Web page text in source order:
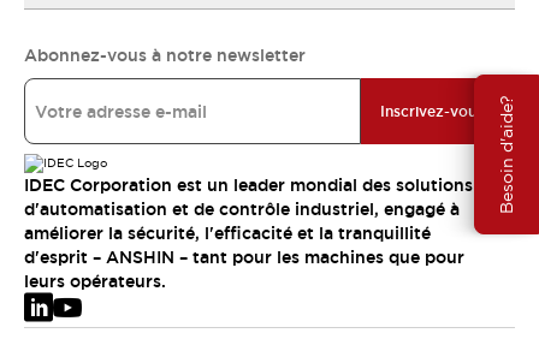
Besoin d'aide?
Abonnez-vous à notre newsletter
Inscrivez-vous
IDEC Corporation est un leader mondial des solutions
d'automatisation et de contrôle industriel, engagé à
améliorer la sécurité, l'efficacité et la tranquillité
d'esprit – ANSHIN – tant pour les machines que pour
leurs opérateurs.